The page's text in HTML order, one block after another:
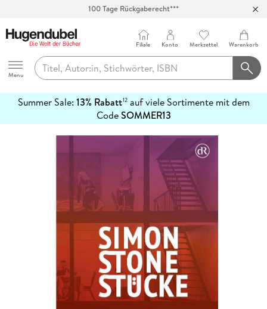
100 Tage Rückgaberecht***
Hugendubel
Menu
Filiale Konto Merkzettel Warenkorb
Summer Sale: 13% Rabatt12auf viele Sortimente mit dem
CodeSOMMER13
erfahren